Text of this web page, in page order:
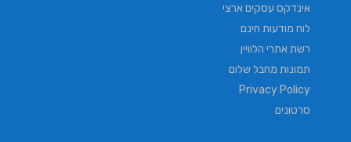
אינדקס עסקים ארצי
לוח מודעות חינם
רשת אתרי הלוויין
תמונות מחבל שלום
Privacy Policy
סרטונים